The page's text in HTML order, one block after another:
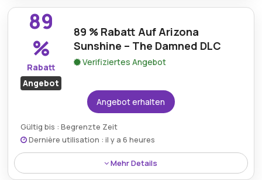
Animes erhalten einen riesigen Rabatt auf das
spannende Kampfspiel – perfekt für alle, die die
actionreiche Welt von My Hero Academia erleben
möchten.
89
%
Rabatt
Angebot
89 % Rabatt Auf Arizona
Sunshine – The Damned DLC
Verifiziertes Angebot
Angebot erhalten
Gültig bis : Begrenzte Zeit
Dernière utilisation : il y a 6 heures
Mehr Details